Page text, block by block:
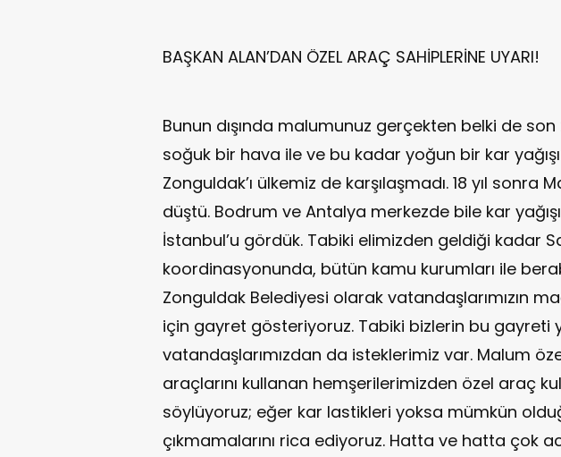
BAŞKAN ALAN’DAN ÖZEL ARAÇ SAHİPLERİNE UYARI!
Bunun dışında malumunuz gerçekten belki de son
soğuk bir hava ile ve bu kadar yoğun bir kar yağışı
Zonguldak’ı ülkemiz de karşılaşmadı. 18 yıl sonra
düştü. Bodrum ve Antalya merkezde bile kar
İstanbul’u gördük. Tabiki elimizden geldiği kadar
koordinasyonunda, bütün kamu kurumları ile
Zonguldak Belediyesi olarak vatandaşlarımızın
için gayret gösteriyoruz. Tabiki bizlerin bu gayreti
vatandaşlarımızdan da isteklerimiz var. Malum
araçlarını kullanan hemşerilerimizden özel araç
söylüyoruz; eğer kar lastikleri yoksa mümkün
çıkmamalarını rica ediyoruz. Hatta ve hatta çok